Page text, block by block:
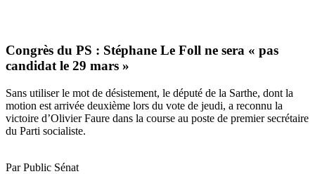
Congrès du PS : Stéphane Le Foll ne sera « pas
candidat le 29 mars »
Sans utiliser le mot de désistement, le député de la Sarthe, dont la
motion est arrivée deuxième lors du vote de jeudi, a reconnu la
victoire d’Olivier Faure dans la course au poste de premier secrétaire
du Parti socialiste.
Par Public Sénat